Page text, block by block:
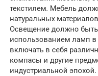
текстилем. Мебель
натуральных
Освещение должно
использованием ламп
включать в себя
компасы и другие
индустриальной